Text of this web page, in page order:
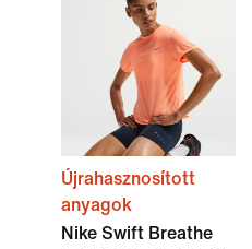
Újrahasznosított
anyagok
Nike Swift Breathe